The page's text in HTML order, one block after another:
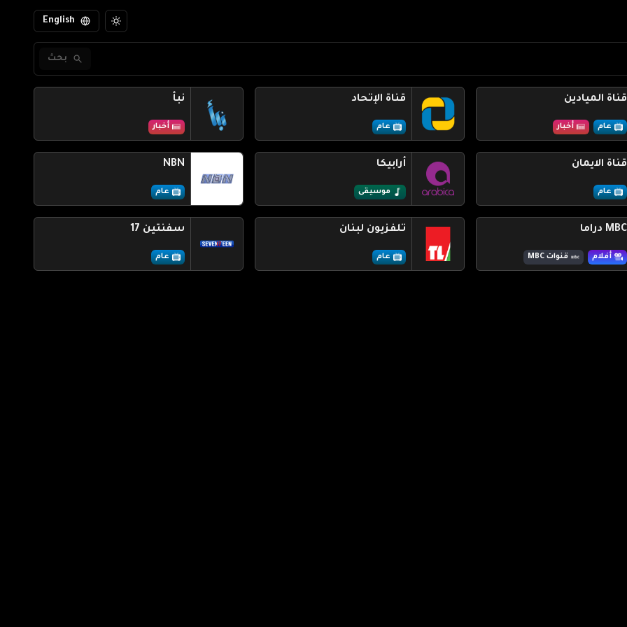
English
بحث
قناة الميادين
عام أخبار
قناة الإتحاد
عام
نبأ
أخبار
قناة الايمان
عام
أرابيكا
موسيقى
NBN
عام
MBC دراما
أفلام قنوات MBC
تلفزيون لبنان
عام
سفنتين 17
عام